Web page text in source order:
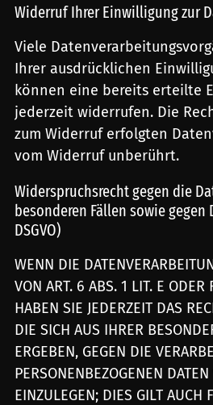
Widerruf Ihrer Einwilligung zur
Viele
Ihrer ausdrücklichen
können eine bereits erteilte
jederzeit widerrufen. Die
zum Widerruf erfolgten
vom Widerruf unberührt.
Widerspruchsrecht gegen die
besonderen Fällen sowie gegen
DSGVO)
WENN DIE
VON ART. 6 ABS. 1 LIT. E ODER
HABEN SIE JEDERZEIT DAS
DIE SICH AUS IHRER
ERGEBEN, GEGEN DIE
PERSONENBEZOGENEN
EINZULEGEN; DIES GILT AUCH